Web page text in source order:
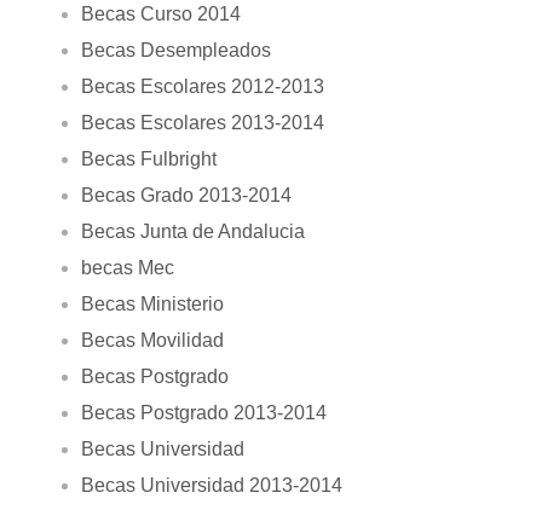
Becas Curso 2014
Becas Desempleados
Becas Escolares 2012-2013
Becas Escolares 2013-2014
Becas Fulbright
Becas Grado 2013-2014
Becas Junta de Andalucia
becas Mec
Becas Ministerio
Becas Movilidad
Becas Postgrado
Becas Postgrado 2013-2014
Becas Universidad
Becas Universidad 2013-2014